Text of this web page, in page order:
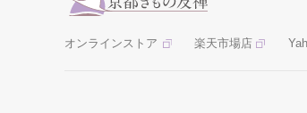
オンラインストア 楽天市場店